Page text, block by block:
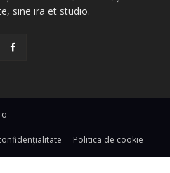
sine ira et studio.
Politica de cookie